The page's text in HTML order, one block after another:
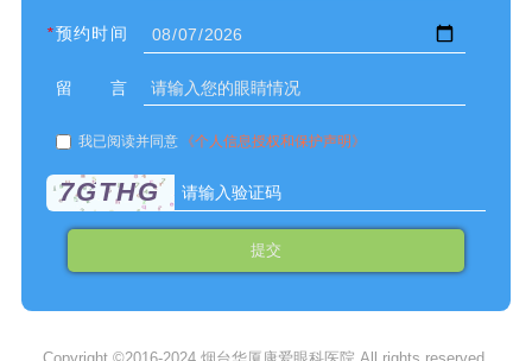
* 预约时间
留言
我已阅读并同意 《个人信息授权和保护声明》
7GTHG
提交